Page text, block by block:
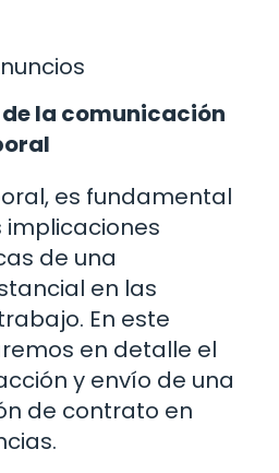
la comunicación
es fundamental
de una
en las
En este
en detalle el
y envío de una
de contrato en